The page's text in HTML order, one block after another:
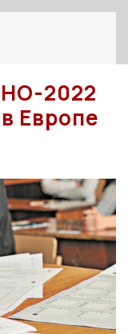
2022
Европе